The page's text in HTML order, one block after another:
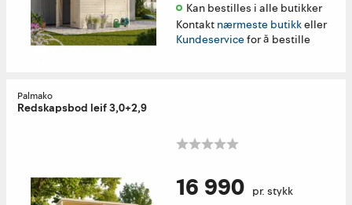
Kan bestilles i alle butikker
Kontakt nærmeste butikkeller
Kundeservicefor å bestille
Palmako
Redskapsbod leif 3,0+2,9
16 990 pr. stykk